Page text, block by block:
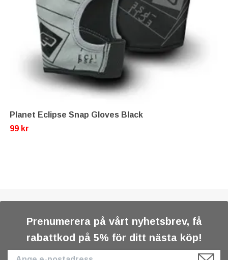
Planet Eclipse Snap Gloves Black
99 kr
Prenumerera på vårt nyhetsbrev, få
rabattkod på 5% för ditt nästa köp!